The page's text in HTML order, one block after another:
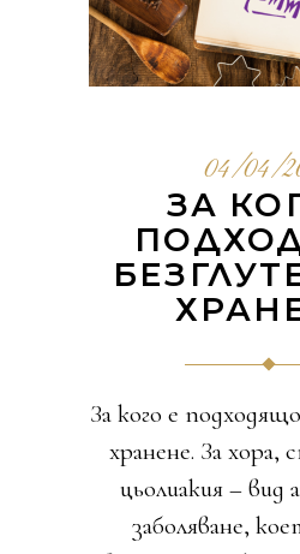
04/04/
ЗА
За кого е
хранене. За
цьолиакия – вид
заболяване,